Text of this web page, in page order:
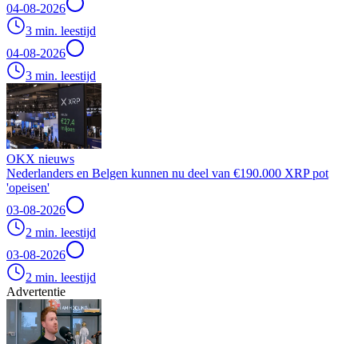
04-08-2026
3 min. leestijd
04-08-2026
3 min. leestijd
OKX nieuws
Nederlanders en Belgen kunnen nu deel van €190.000 XRP pot
'opeisen'
03-08-2026
2 min. leestijd
03-08-2026
2 min. leestijd
Advertentie